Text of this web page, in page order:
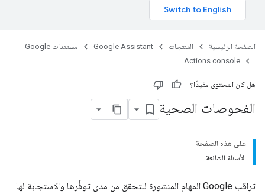
الصفحة الرئيسية المنتجات Google Assistant
مستندات Google
Actions console
هل كان المحتوى مفيدًا؟
الفحوصات الصحية
على هذه الصفحة
الأسئلة الشائعة
تراقب Google المهام المنشورة للتحقق من مدى توفُّرها والاستجابة لها